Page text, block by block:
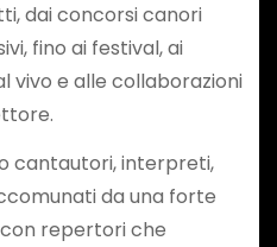
dai concorsi canori
fino ai festival, ai
vivo e alle collaborazioni
cantautori, interpreti,
da una forte
repertori che